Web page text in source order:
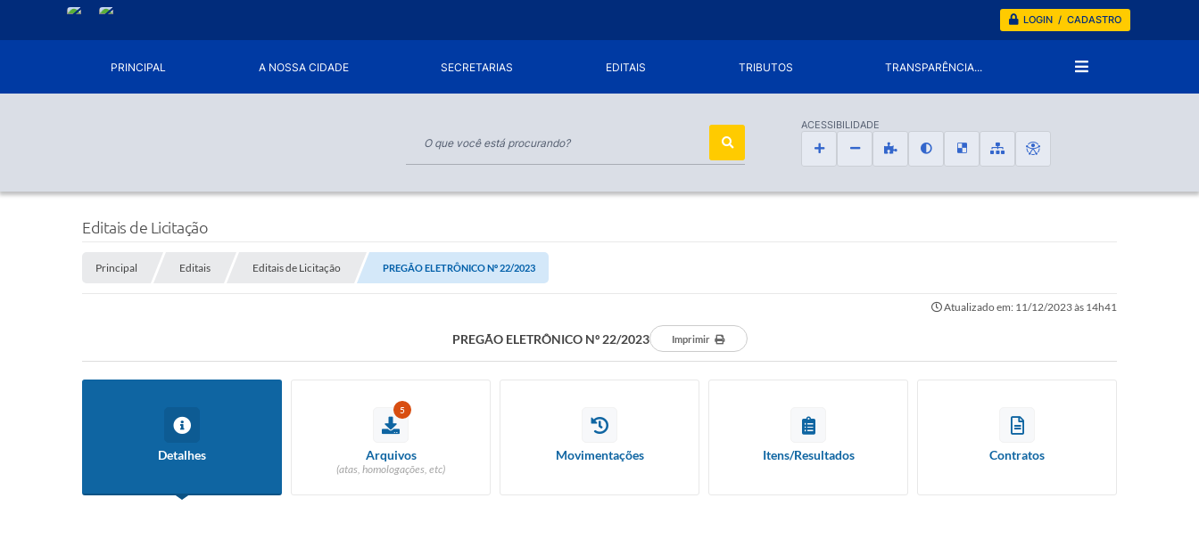
LOGIN / CADASTRO
PRINCIPAL A NOSSA CIDADE SECRETARIAS EDITAIS TRIBUTOS TRANSPARÊNCIA...
ACESSIBILIDADE
Editais de Licitação
Principal Editais Editais de Licitação PREGÃO ELETRÔNICO Nº 22/2023
Atualizado em: 11/12/2023 às 14h41
PREGÃO ELETRÔNICO Nº 22/2023 Imprimir
Detalhes
5
Arquivos
(atas, homologações, etc)
Movimentações Itens/Resultados Contratos